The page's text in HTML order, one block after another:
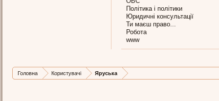
Політика і політики
Юридичні консультації
Ти маєш право...
Робота
www
Головна Користувачі Яруська